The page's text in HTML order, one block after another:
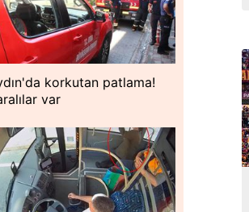
korkutan patlama!
var